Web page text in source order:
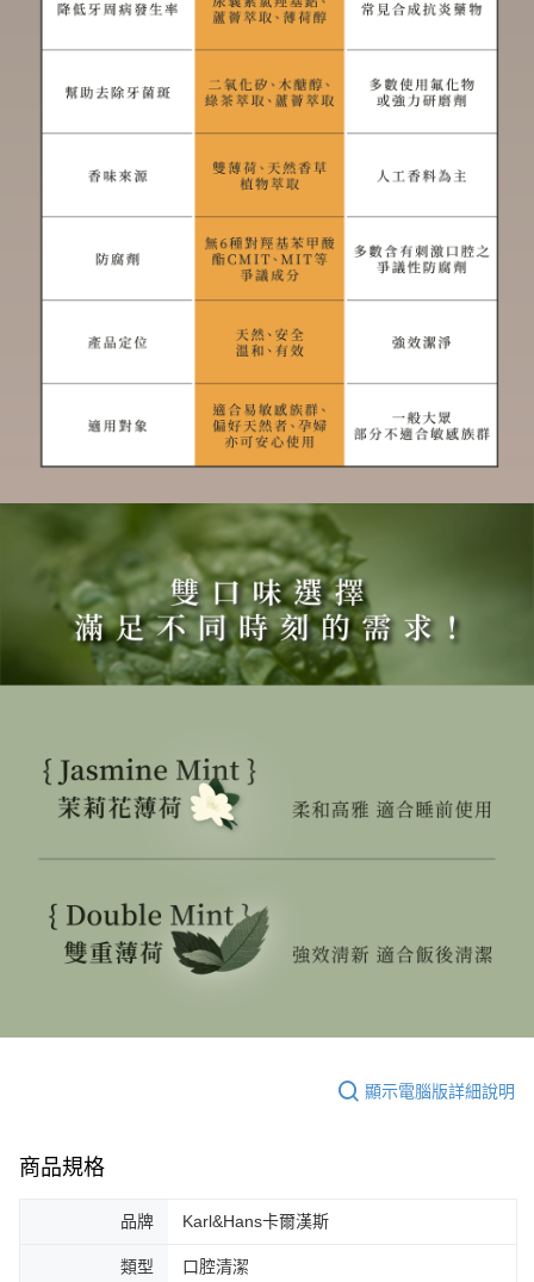
顯示電腦版詳細說明
商品規格
品牌 Karl&Hans卡爾漢斯
類型 口腔清潔